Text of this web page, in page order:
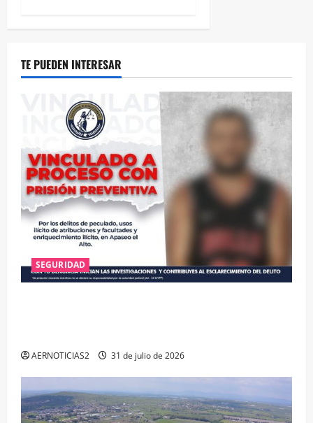
TE PUEDEN INTERESAR
SEGURIDAD
AERNOTICIAS2 31 de julio de 2026